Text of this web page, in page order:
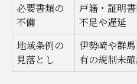
必要書類の
不備
戸籍・証明
不足や遅延
地域条例の
見落とし
伊勢崎や群
有の規制未